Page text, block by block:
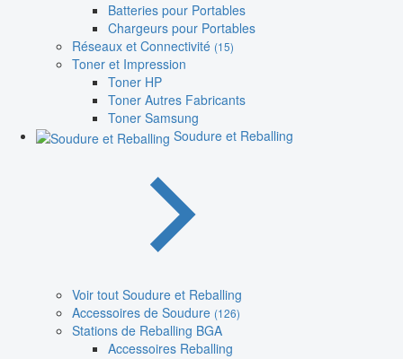
Batteries pour Portables
Chargeurs pour Portables
Réseaux et Connectivité (15)
Toner et Impression
Toner HP
Toner Autres Fabricants
Toner Samsung
Soudure et Reballing
Voir tout Soudure et Reballing
Accessoires de Soudure (126)
Stations de Reballing BGA
Accessoires Reballing